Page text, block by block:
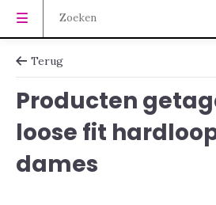
Terug
Producten
loose fit
dames